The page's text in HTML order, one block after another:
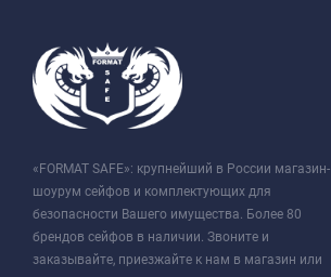
«FORMAT SAFE»: крупнейший в России магазин-
шоурум сейфов и комплектующих для
безопасности Вашего имущества. Более 80
брендов сейфов в наличии. Звоните и
заказывайте, приезжайте к нам в магазин или